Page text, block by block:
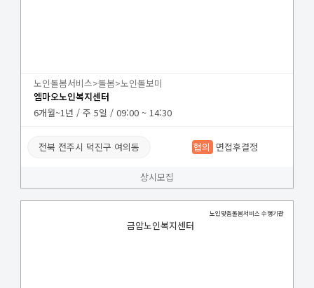
노인돌봄서비스>돌봄>노인돌보미
엠마오노인복지센터
6개월~1년 / 주 5일 / 09:00 ~ 14:30
전북 전주시 덕진구 여의동 협의 면접후결정
상시모집
노인맞춤돌봄서비스 수행기관
금암노인복지센터